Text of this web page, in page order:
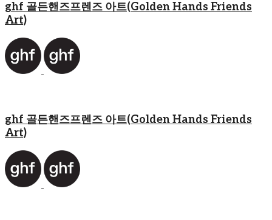
ghf 골든핸즈프렌즈 아트(Golden Hands Friends
Art)
ghf 골든핸즈프렌즈 아트(Golden Hands Friends
Art)